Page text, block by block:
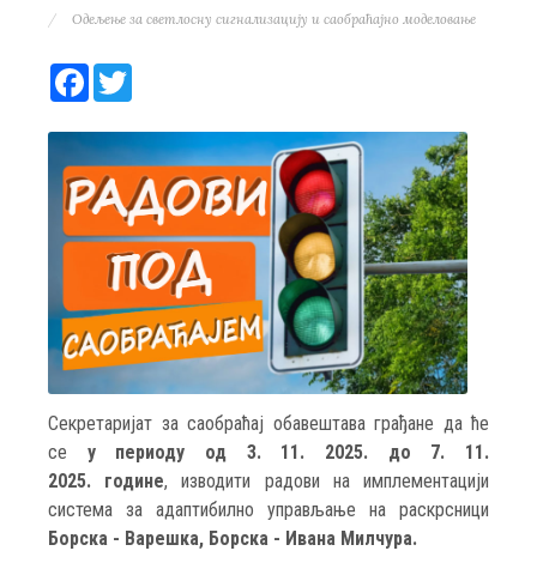
Одељење за светлосну сигнализацију и саобраћајно моделовање
Facebook
Секретаријат за саобраћај обавештава грађане да ће
се у периоду од 3. 11. 2025. до 7. 11.
2025. године, изводити радови на имплементацији
система за адаптибилно управљање
на раскрсници
Борска - Варешка, Борска - Ивана Милчура.